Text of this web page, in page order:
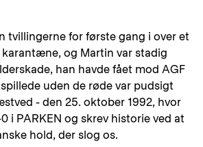
tvillingerne for første gang i over et
karantæne, og Martin var stadig
han havde fået mod AGF
uden de røde var pudsigt
- den 25. oktober 1992, hvor
i PARKEN og skrev historie ved at
hold, der slog os.